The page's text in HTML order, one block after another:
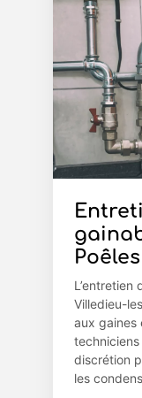
Poêles
L’entretien
Villedieu-
aux gaines
discrétion
les